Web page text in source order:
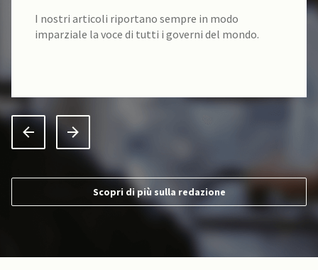
I nostri articoli riportano sempre in modo
imparziale la voce di tutti i governi del mondo.
Scopri di più sulla redazione